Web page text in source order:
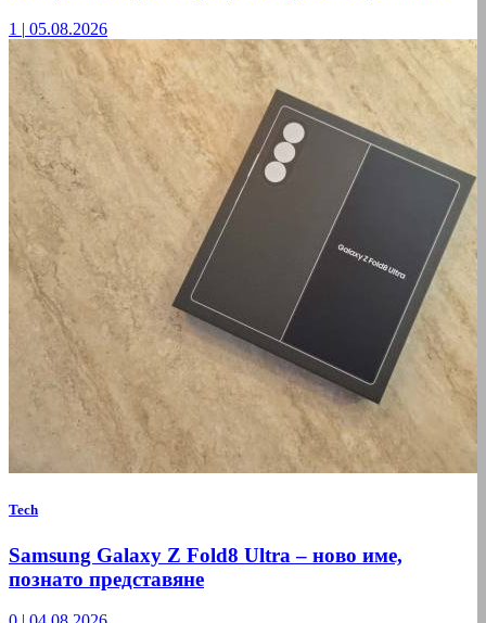
1 | 05.08.2026
Tech
Samsung Galaxy Z Fold8 Ultra – ново име,
познато представяне